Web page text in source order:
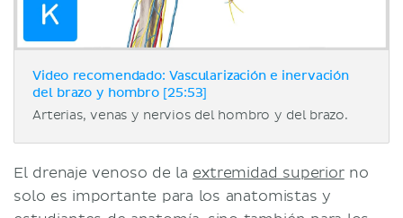
Video recomendado: Vascularización e inervación
del brazo y hombro [25:53]
Arterias, venas y nervios del hombro y del brazo.
El drenaje venoso de la extremidad superiorno
solo es importante para los anatomistas y